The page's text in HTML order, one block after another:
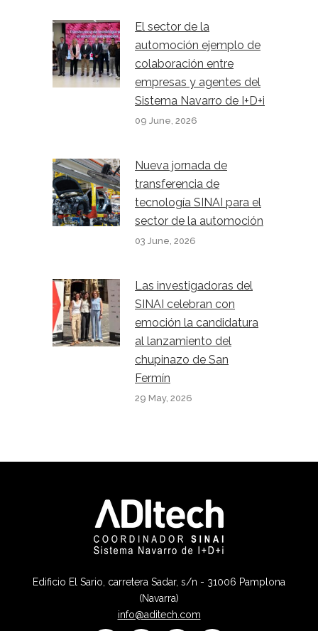
El sector de la
automoción ejemplo de
colaboración entre
empresas y agentes del
Sistema Navarro de I+D+i
09 June, 2026
Nueva jornada de
transferencia de
tecnología SINAI para el
sector de la automoción
03 June, 2026
Las investigadoras del
SINAI celebran con
emoción la candidatura
al lanzamiento del
chupinazo de San
Fermín
29 May, 2026
Edificio El Sario, carretera Sadar, s/n - 31006 Pamplona
(Navarra)
info@aditech.com